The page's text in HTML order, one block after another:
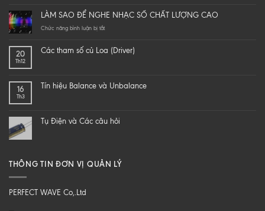
yourself
a
speaker
loa
Z
LÀM SAO ĐỂ NGHE NHẠC SỐ CHẤT LƯỢNG CAO
Chức năng bình luận bị tắtở
ĐỂ
CHẤT
20
Th12
Các tham số củ Loa (Driver)
16
Th3
Tín hiệu Balance và Unbalance
Tụ Điện và Các câu hỏi
THÔNG TIN ĐƠN VỊ QUẢN LÝ
PERFECT WAVE Co,.Ltd